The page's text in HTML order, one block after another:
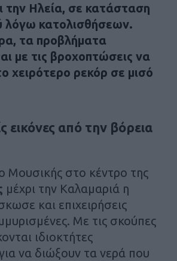
την Ηλεία, σε κατάσταση
λόγω κατολισθήσεων.
, τα προβλήματα
με τις βροχοπτώσεις να
χειρότερο ρεκόρ σε μισό
εικόνες από την βόρεια
Μουσικής στο κέντρο της
μέχρι την Καλαμαριά η
και επιχειρήσεις
Με τις σκούπες
ιδιοκτήτες
να διώξουν τα νερά που